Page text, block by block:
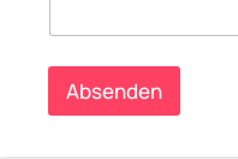
Absenden